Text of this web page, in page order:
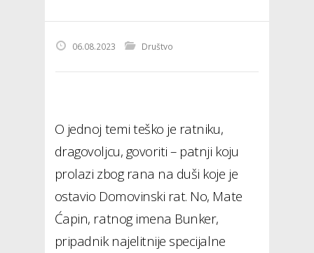
06.08.2023 Društvo
O jednoj temi teško je ratniku,
dragovoljcu, govoriti – patnji koju
prolazi zbog rana na duši koje je
ostavio Domovinski rat. No, Mate
Ćapin, ratnog imena Bunker,
pripadnik najelitnije specijalne